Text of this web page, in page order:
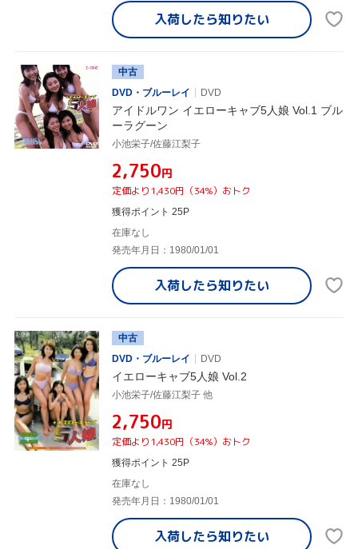
入荷したら知りたい
中古
DVD・ブルーレイ
DVD
アイドルワン イエローキャブ5人娘 Vol.1 ブル
ーラグーン
小池栄子/佐藤江梨子
¥2,750円
定価より1,430円（34%）おトク
獲得ポイント 25P
在庫なし
発売年月日：1980/01/01
入荷したら知りたい
中古
DVD・ブルーレイ
DVD
イエローキャブ5人娘 Vol.2
小池栄子/佐藤江梨子 他
¥2,750円
定価より1,430円（34%）おトク
獲得ポイント 25P
在庫なし
発売年月日：1980/01/01
入荷したら知りたい